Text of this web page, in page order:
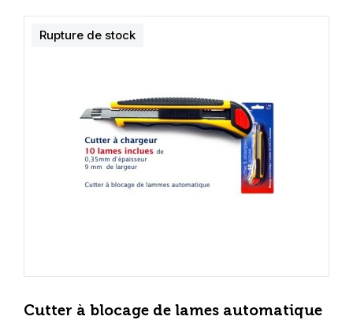
Cutter à blocage de lames automatique
Rupture de stock